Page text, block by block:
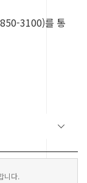
3100)를 통
니다.